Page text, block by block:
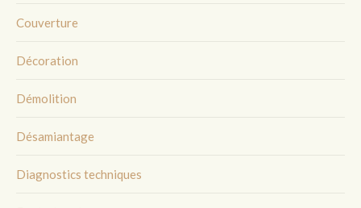
Couverture
Décoration
Démolition
Désamiantage
Diagnostics techniques